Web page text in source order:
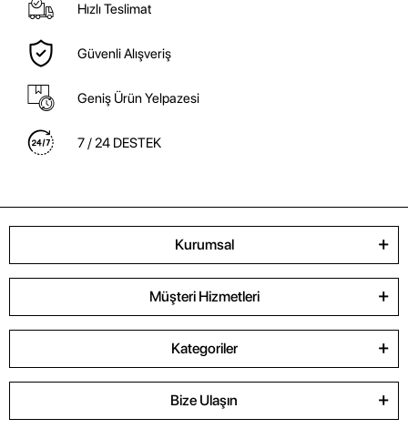
Hızlı Teslimat
Güvenli Alışveriş
Geniş Ürün Yelpazesi
7 / 24 DESTEK
Kurumsal
Müşteri Hizmetleri
Kategoriler
Bize Ulaşın